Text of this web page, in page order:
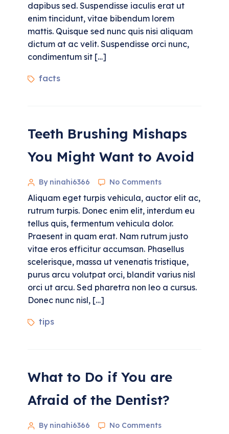
dapibus sed. Suspendisse iaculis erat ut
enim tincidunt, vitae bibendum lorem
mattis. Quisque sed nunc quis nisi aliquam
dictum at ac velit. Suspendisse orci nunc,
condimentum sit […]
facts
Teeth Brushing Mishaps
You Might Want to Avoid
By ninahi6366 No Comments
Aliquam eget turpis vehicula, auctor elit ac,
rutrum turpis. Donec enim elit, interdum eu
tellus quis, fermentum vehicula dolor.
Praesent in quam erat. Nam rutrum justo
vitae eros efficitur accumsan. Phasellus
scelerisque, massa ut venenatis tristique,
purus arcu volutpat orci, blandit varius nisl
orci ut arcu. Sed pharetra non leo a cursus.
Donec nunc nisl, […]
tips
What to Do if You are
Afraid of the Dentist?
By ninahi6366 No Comments